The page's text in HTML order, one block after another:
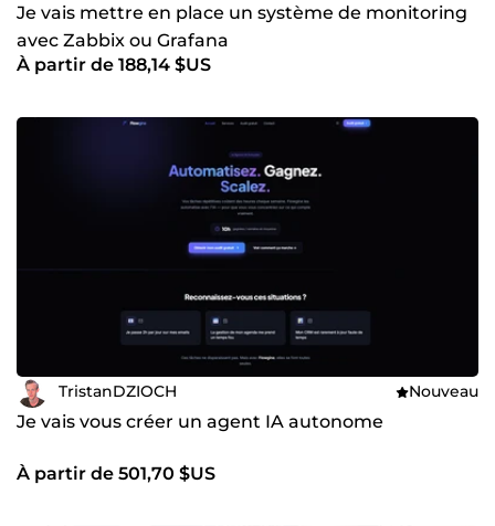
Je vais mettre en place un système de monitoring
avec Zabbix ou Grafana
À partir de 188,14 $US
TristanDZIOCH Nouveau
Je vais vous créer un agent IA autonome
À partir de 501,70 $US